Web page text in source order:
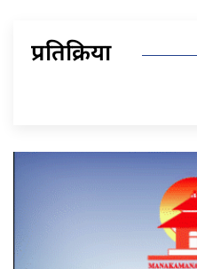
प्रतिक्रिया